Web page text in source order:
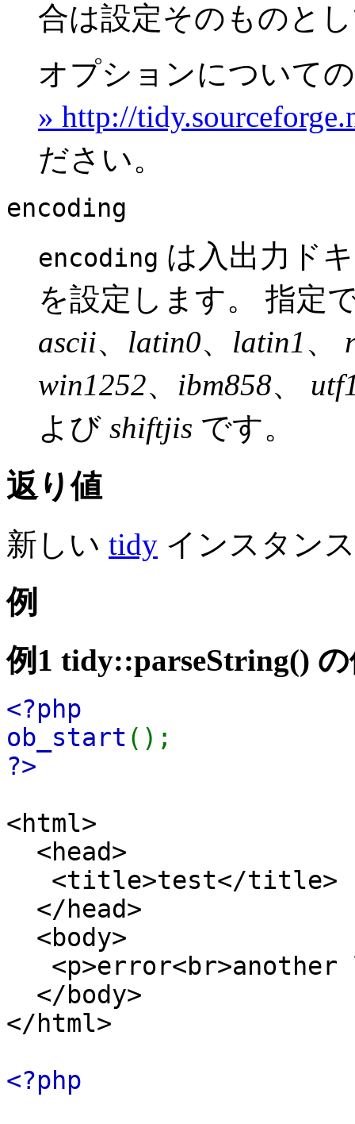
合は設定そのものと
オプションについて
» http://
ださい。
encoding
encoding は入出力ド
を設定します。 指定
ascii、 latin0、 latin1 、
win1252、 ibm858、
よび shiftjis です。
返り値
新しい tidy インスタン
例
例1 tidy::parseString()
<?php
ob_start ();
?>
<html>
<head>
<title>test</title>
</head>
<body>
</body>
</html>
<?php